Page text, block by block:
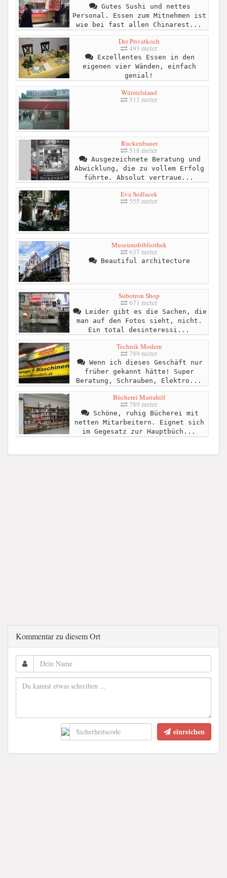
Gutes Sushi und nettes
Personal. Essen zum Mitnehmen ist
wie bei fast allen Chinarest...
Der Privatkoch
493 meter
Exzellentes Essen in den
eigenen vier Wänden, einfach
genial!
Würstelstand
513 meter
Ruckenbauer
518 meter
Ausgezeichnete Beratung und
Abwicklung, die zu vollem Erfolg
führte. Absolut vertraue...
Eva Sedlacek
555 meter
Museumsbibliothek
637 meter
Beautiful architecture
Subotron Shop
671 meter
Leider gibt es die Sachen, die
man auf den Fotos sieht, nicht.
Ein total desinteressi...
Technik Modern
789 meter
Wenn ich dieses Geschäft nur
früher gekannt hätte! Super
Beratung, Schrauben, Elektro...
Bücherei Mariahilf
789 meter
Schöne, ruhig Bücherei mit
netten Mitarbeitern. Eignet sich
im Gegesatz zur Hauptbüch...
Kommentar zu diesem Ort
einreichen